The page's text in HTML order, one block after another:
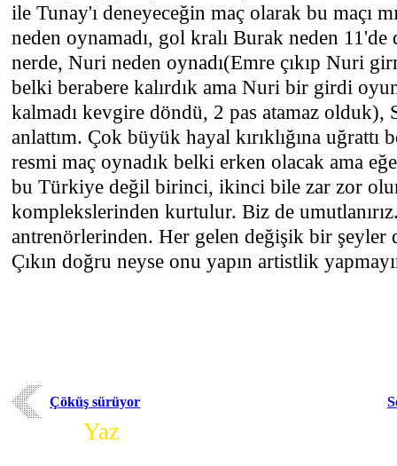
ile Tunay'ı deneyeceğin maç olarak bu maçı
neden oynamadı, gol kralı Burak neden
nerde, Nuri neden oynadı(Emre çıkıp Nuri
belki berabere kalırdık ama Nuri bir girdi
kalmadı kevgire döndü, 2 pas atamaz olduk),
anlattım. Çok büyük hayal kırıklığına uğrattı
resmi maç oynadık belki erken olacak ama
bu Türkiye değil birinci, ikinci bile zar zor
komplekslerinden kurtulur. Biz de
antrenörlerinden. Her gelen değişik bir şeyler
Çıkın doğru neyse onu yapın artistlik
Çöküş sürüyor
Yaz